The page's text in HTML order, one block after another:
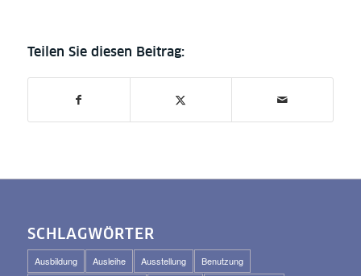
SCHLAGWÖRTER
Ausbildung Ausleihe Ausstellung
Benutzung